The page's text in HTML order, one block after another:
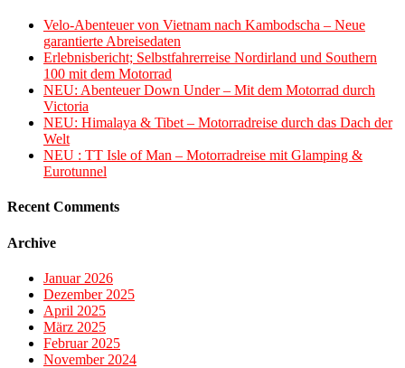
Velo-Abenteuer von Vietnam nach Kambodscha – Neue
garantierte Abreisedaten
Erlebnisbericht; Selbstfahrerreise Nordirland und Southern
100 mit dem Motorrad
NEU: Abenteuer Down Under – Mit dem Motorrad durch
Victoria
NEU: Himalaya & Tibet – Motorradreise durch das Dach der
Welt
NEU : TT Isle of Man – Motorradreise mit Glamping &
Eurotunnel
Recent Comments
Archive
Januar 2026
Dezember 2025
April 2025
März 2025
Februar 2025
November 2024